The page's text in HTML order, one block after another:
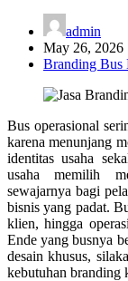
admin
May 26, 2026
Branding Bus
Bus operasional
karena menunjang
identitas usaha
usaha memilih
sewajarnya bagi
bisnis yang padat.
klien, hingga
Endeyang busnya
desain khusus,
kebutuhan branding